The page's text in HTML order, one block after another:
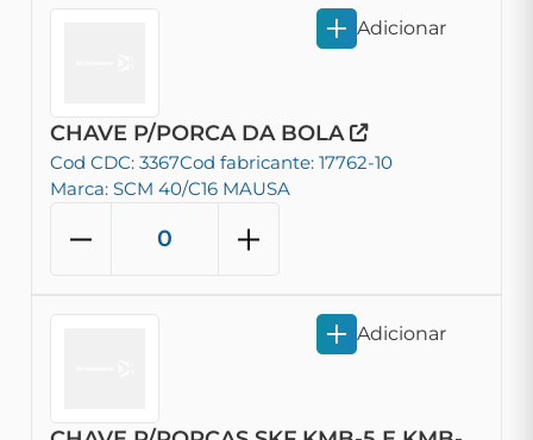
CHAVE P/PORCA DA BOLA
Cod CDC: 3367Cod fabricante: 17762-10
Marca: SCM 40/C16 MAUSA
Adicionar
Adicionar